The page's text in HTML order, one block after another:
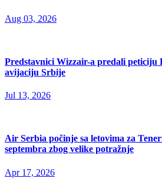
Aug 03, 2026
Predstavnici Wizzair-a predali peticiju
avijaciju Srbije
Jul 13, 2026
Air Serbia počinje sa letovima za
septembra zbog velike potražnje
Apr 17, 2026